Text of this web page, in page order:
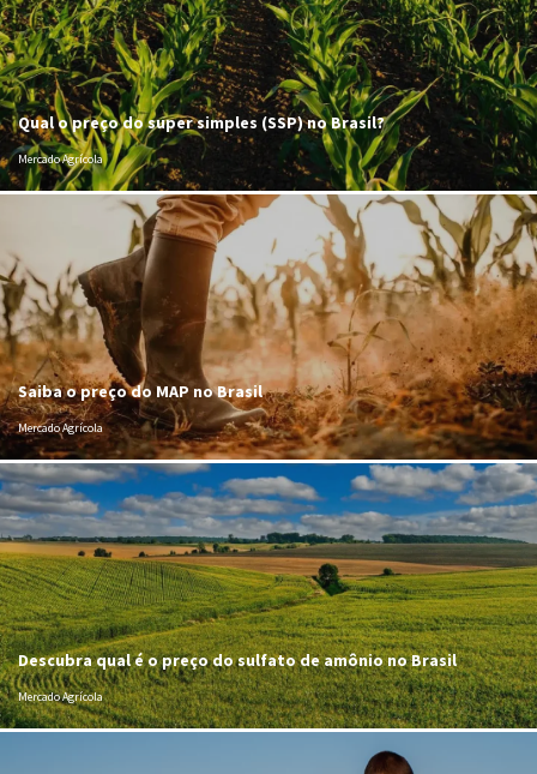
Qual o preço do super simples (SSP) no Brasil?
Mercado Agrícola
Saiba o preço do MAP no Brasil
Mercado Agrícola
Descubra qual é o preço do sulfato de amônio no Brasil
Mercado Agrícola